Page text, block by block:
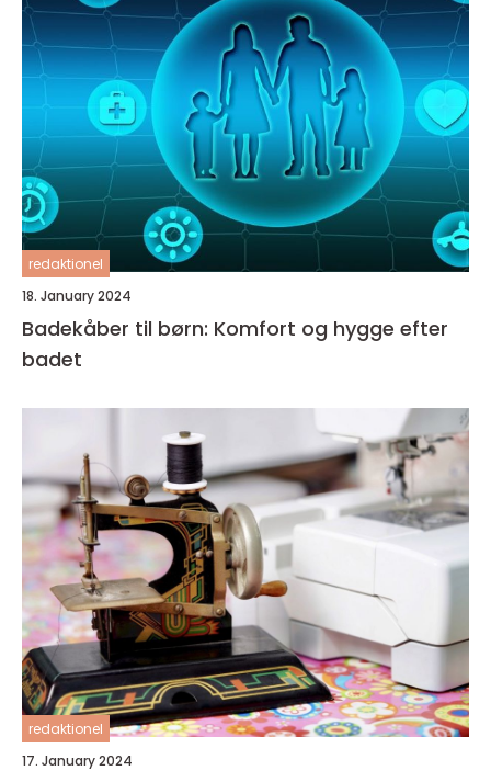
redaktionel
18. January 2024
Badekåber til børn: Komfort og hygge efter
badet
redaktionel
17. January 2024